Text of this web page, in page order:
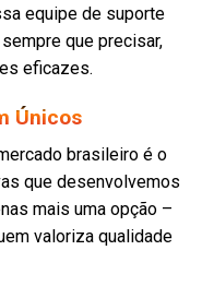
equipe de suporte
que precisar,
eficazes.
Únicos
brasileiro é o
que desenvolvemos
mais uma opção –
valoriza qualidade